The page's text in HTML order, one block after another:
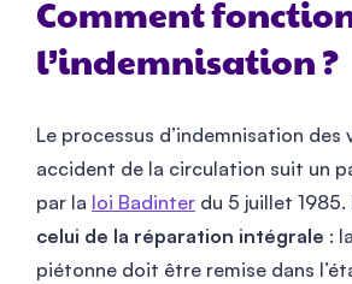
Comment
l’indemnisation ?
Le processus d’indemnisation des
accident de la circulation suit un
par la loi Badinter du 5 juillet 1985.
celui de la réparation intégrale :
piétonne doit être remise dans